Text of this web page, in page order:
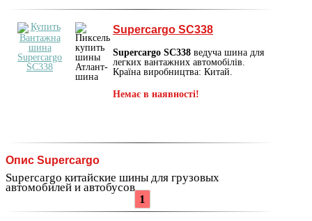
Supercargo SC338
Supercargo SC338 ведуча шина для
легких вантажних автомобілів.
Країна виробництва: Китай.
Немає в наявності!
Опис Supercargo
Supercargo китайские шины для грузовых
автомобилей и автобусов.
1